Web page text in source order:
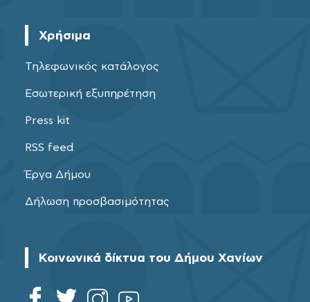
Χρήσιμα
Τηλεφωνικός κατάλογος
Εσωτερική εξυπηρέτηση
Press kit
RSS feed
Έργα Δήμου
Δήλωση προσβασιμότητας
Κοινωνικά δίκτυα του Δήμου Χανίων